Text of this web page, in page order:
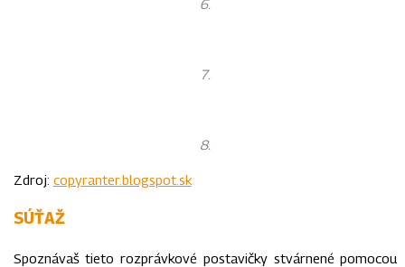
6.
7.
8.
Zdroj: copyranter.blogspot.sk
SÚŤAŽ
Spoznávaš tieto rozprávkové postavičky stvárnené pomocou